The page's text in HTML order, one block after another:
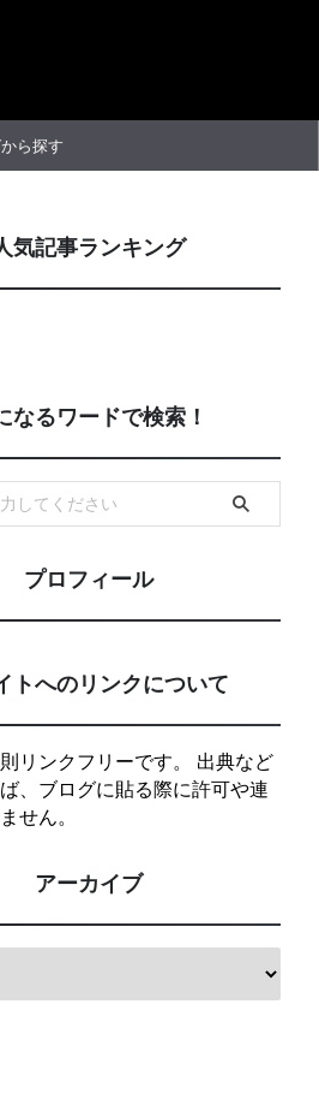
ら探す
気記事ランキング
なるワードで検索！
プロフィール
トへのリンクについて
リンクフリーです。 出典など
、ブログに貼る際に許可や連
せん。
アーカイブ